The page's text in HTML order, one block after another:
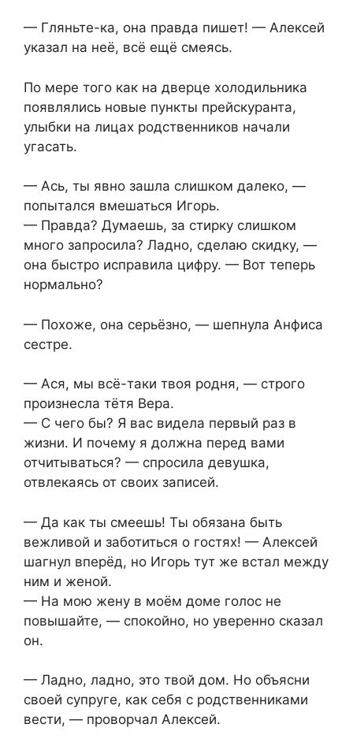
— Гляньте-ка, она правда пишет! — Алексей
указал на неё, всё ещё смеясь.
По мере того как на дверце холодильника
появлялись новые пункты прейскуранта,
улыбки на лицах родственников начали
угасать.
— Ась, ты явно зашла слишком далеко, —
попытался вмешаться Игорь.
— Правда? Думаешь, за стирку слишком
много запросила? Ладно, сделаю скидку, —
она быстро исправила цифру. — Вот теперь
нормально?
— Похоже, она серьёзно, — шепнула Анфиса
сестре.
— Ася, мы всё-таки твоя родня, — строго
произнесла тётя Вера.
— С чего бы? Я вас видела первый раз в
жизни. И почему я должна перед вами
отчитываться? — спросила девушка,
отвлекаясь от своих записей.
— Да как ты смеешь! Ты обязана быть
вежливой и заботиться о гостях! — Алексей
шагнул вперёд, но Игорь тут же встал между
ним и женой.
— На мою жену в моём доме голос не
повышайте, — спокойно, но уверенно сказал
он.
— Ладно, ладно, это твой дом. Но объясни
своей супруге, как себя с родственниками
вести, — проворчал Алексей.